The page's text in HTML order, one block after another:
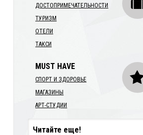
ДОСТОПРИМЕЧАТЕЛЬНОСТИ
ТУРИЗМ
ОТЕЛИ
ТАКСИ
MUST HAVE
СПОРТ И ЗДОРОВЬЕ
МАГАЗИНЫ
АРТ-СТУДИИ
Читайте еще!